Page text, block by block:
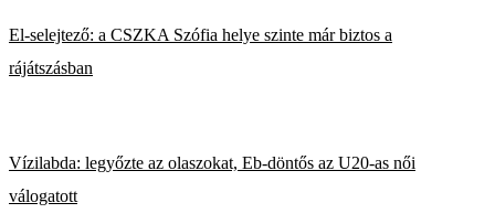
El-selejtező: a CSZKA Szófia helye szinte már biztos a
rájátszásban
Vízilabda: legyőzte az olaszokat, Eb-döntős az U20-as női
válogatott